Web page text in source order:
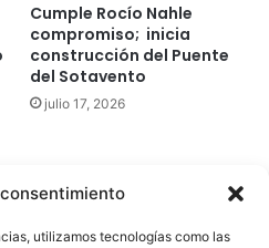
utilizamos tecnologías como las
Cumple Rocío Nahle
compromiso; inicia
construcción del Puente
del Sotavento
julio 17, 2026